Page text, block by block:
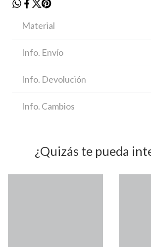
Material
Info. Envío
Info. Devolución
Info. Cambios
¿Quizás te pueda